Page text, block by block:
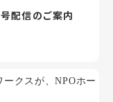
配信のご案内